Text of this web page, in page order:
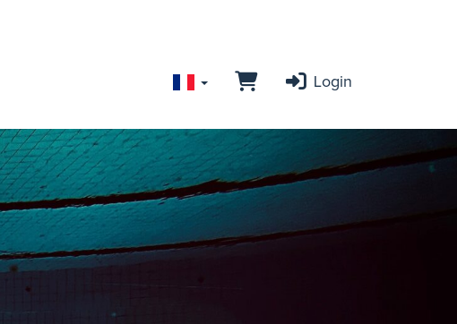
Login